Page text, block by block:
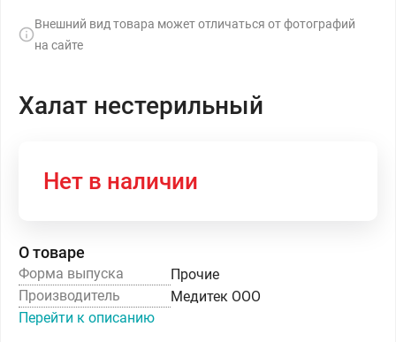
Внешний вид товара может отличаться от фотографий
на сайте
Халат нестерильный
Нет в наличии
О товаре
Форма выпуска
Прочие
Производитель
Медитек ООО
Перейти к описанию